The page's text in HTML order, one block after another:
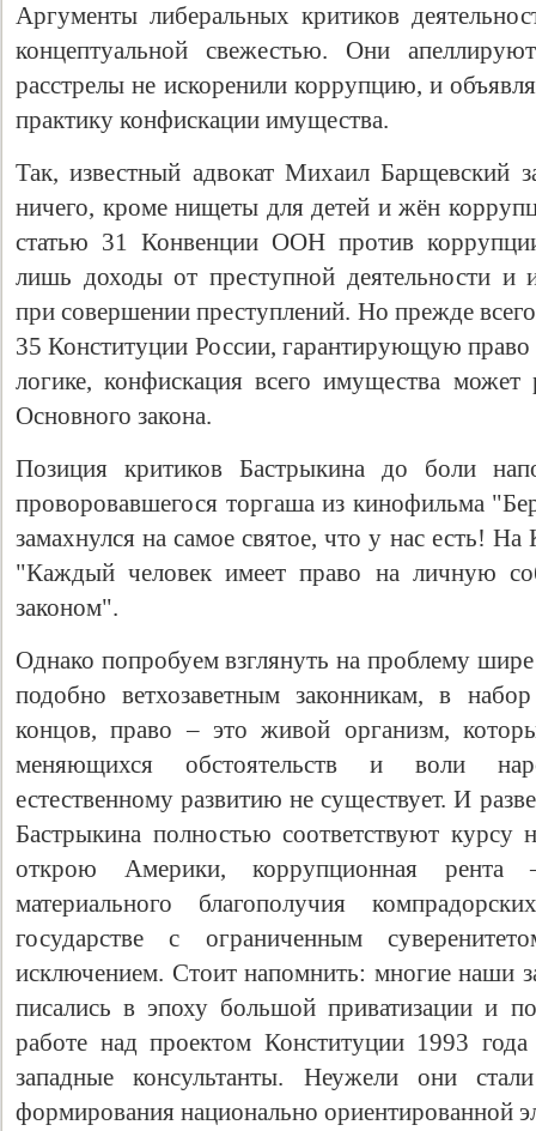
Аргументы либеральных критиков
концептуальной свежестью. Они
расстрелы не искоренили коррупцию, и
практику конфискации имущества.
Так, известный адвокат Михаил Барщевский
ничего, кроме нищеты для детей и жён
статью 31 Конвенции ООН против
лишь доходы от преступной деятельности и
при совершении преступлений. Но прежде
35 Конституции России, гарантирующую право
логике, конфискация всего имущества может
Основного закона.
Позиция критиков Бастрыкина до боли
проворовавшегося торгаша из кинофильма
замахнулся на самое святое, что у нас есть!
"Каждый человек имеет право на личную
законом".
Однако попробуем взглянуть на проблему
подобно ветхозаветным законникам, в
концов, право – это живой организм,
меняющихся обстоятельств и воли
естественному развитию не существует. И
Бастрыкина полностью соответствуют курсу
открою Америки, коррупционная рента
материального благополучия
государстве с ограниченным
исключением. Стоит напомнить: многие наши
писались в эпоху большой приватизации и
работе над проектом Конституции 1993
западные консультанты. Неужели они
формирования национально ориентированной
Свидетельство